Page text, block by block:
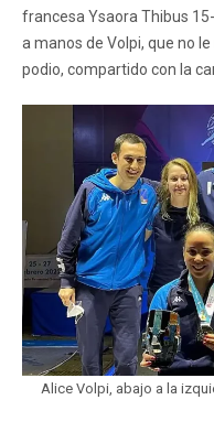
francesa Ysaora Thibus
a manos de Volpi, que no
podio, compartido con la
Alice Volpi, abajo a la